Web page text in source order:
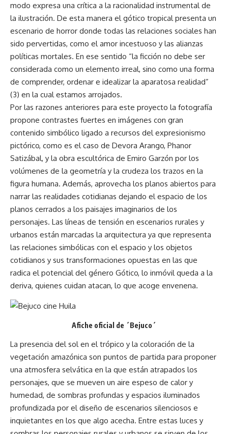
modo expresa una crítica a la racionalidad instrumental de
la ilustración. De esta manera el gótico tropical presenta un
escenario de horror donde todas las relaciones sociales han
sido pervertidas, como el amor incestuoso y las alianzas
políticas mortales. En ese sentido “la ficción no debe ser
considerada como un elemento irreal, sino como una forma
de comprender, ordenar e idealizar la aparatosa realidad”
(3) en la cual estamos arrojados.
Por las razones anteriores para este proyecto la fotografía
propone contrastes fuertes en imágenes con gran
contenido simbólico ligado a recursos del expresionismo
pictórico, como es el caso de Devora Arango, Phanor
Satizábal, y la obra escultórica de Emiro Garzón por los
volúmenes de la geometría y la crudeza los trazos en la
figura humana. Además, aprovecha los planos abiertos para
narrar las realidades cotidianas dejando el espacio de los
planos cerrados a los paisajes imaginarios de los
personajes. Las líneas de tensión en escenarios rurales y
urbanos están marcadas la arquitectura ya que representa
las relaciones simbólicas con el espacio y los objetos
cotidianos y sus transformaciones opuestas en las que
radica el potencial del género Gótico, lo inmóvil queda a la
deriva, quienes cuidan atacan, lo que acoge envenena.
Afiche oficial de ´Bejuco´
La presencia del sol en el trópico y la coloración de la
vegetación amazónica son puntos de partida para proponer
una atmosfera selvática en la que están atrapados los
personajes, que se mueven un aire espeso de calor y
humedad, de sombras profundas y espacios iluminados
profundizada por el diseño de escenarios silenciosos e
inquietantes en los que algo acecha. Entre estas luces y